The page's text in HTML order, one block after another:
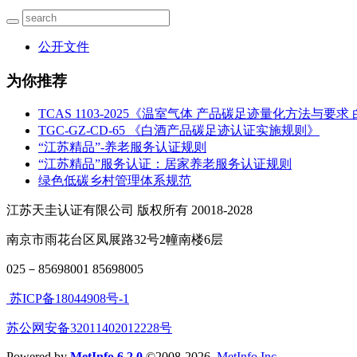
公开文件
为你推荐
TCAS 1103-2025《温室气体 产品碳足迹量化方法与要求
TGC-GZ-CD-65 《白酒产品碳足迹认证实施规则》
“江苏精品”-养老服务认证规则
“江苏精品”服务认证：居家养老服务认证规则
绿色低碳乡村管理体系规范
江苏天圭认证有限公司 版权所有 20018-2028
南京市雨花台区凤展路32号2幢南楼6层
025－85698001 85698005
苏ICP备18044908号-1
苏公网安备32011402012228号